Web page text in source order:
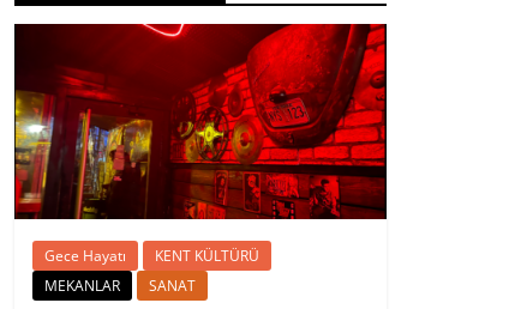
Gece Hayatı
KENT KÜLTÜRÜ
MEKANLAR
SANAT